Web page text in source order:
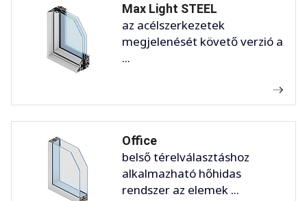
Max Light STEEL
az acélszerkezetek
megjelenését követő verzió a
...
Office
belső térelválasztáshoz
alkalmazható hőhidas
rendszer az elemek ...